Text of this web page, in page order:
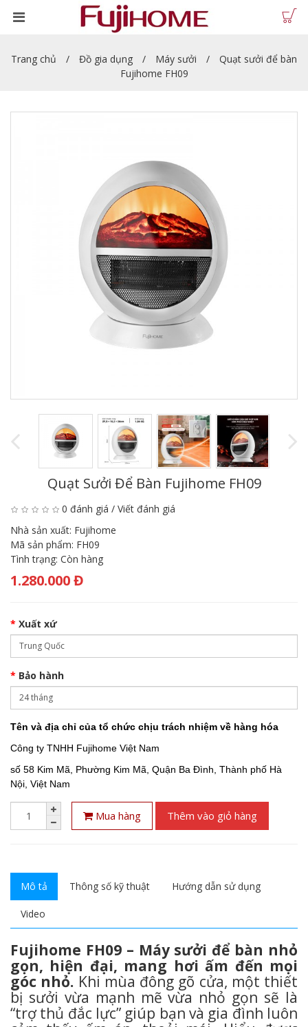
Trang chủ Đồ gia dụng Máy sưởi
Quạt sưởi để bàn
Fujihome FH09
Quạt Sưởi Để Bàn Fujihome FH09
0 đánh giá / Viết đánh giá
Nhà sản xuất: Fujihome
Mã sản phẩm: FH09
Tình trạng: Còn hàng
1.280.000 Đ
Xuất xứ
Bảo hành
Tên và địa chỉ của tổ chức chịu trách nhiệm về hàng hóa
Công ty TNHH Fujihome Việt Nam
số 58 Kim Mã, Phường Kim Mã, Quận Ba Đình, Thành phố Hà
Nội, Việt Nam
Mua hàng Thêm vào giỏ hàng
Mô tả Thông số kỹ thuật Hướng dẫn sử dụng
Video
Fujihome FH09 – Máy sưởi để bàn nhỏ
gọn, hiện đại, mang hơi ấm đến mọi
góc nhỏ. Khi mùa đông gõ cửa, một thiết
bị sưởi vừa mạnh mẽ vừa nhỏ gọn sẽ là
“trợ thủ đắc lực” giúp bạn và gia đình luôn